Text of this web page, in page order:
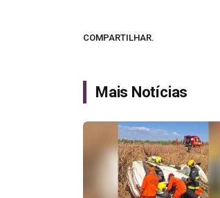
COMPARTILHAR.
Mais Notícias